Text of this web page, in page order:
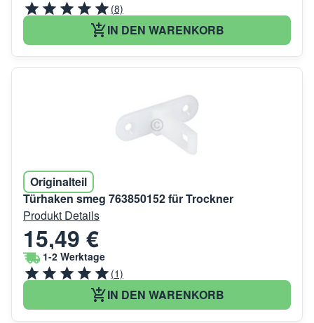
(8)
IN DEN WARENKORB
Originalteil
Türhaken smeg 763850152 für Trockner
Produkt Details
15,49 €
1-2 Werktage
(1)
IN DEN WARENKORB